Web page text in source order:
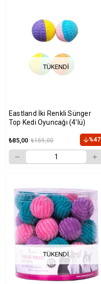
TÜKENDI
Eastland İki Renkli Sünger
Top Kedi Oyuncağı (4'lü)
₺85,00 ₺159,00 %47
TÜKENDI